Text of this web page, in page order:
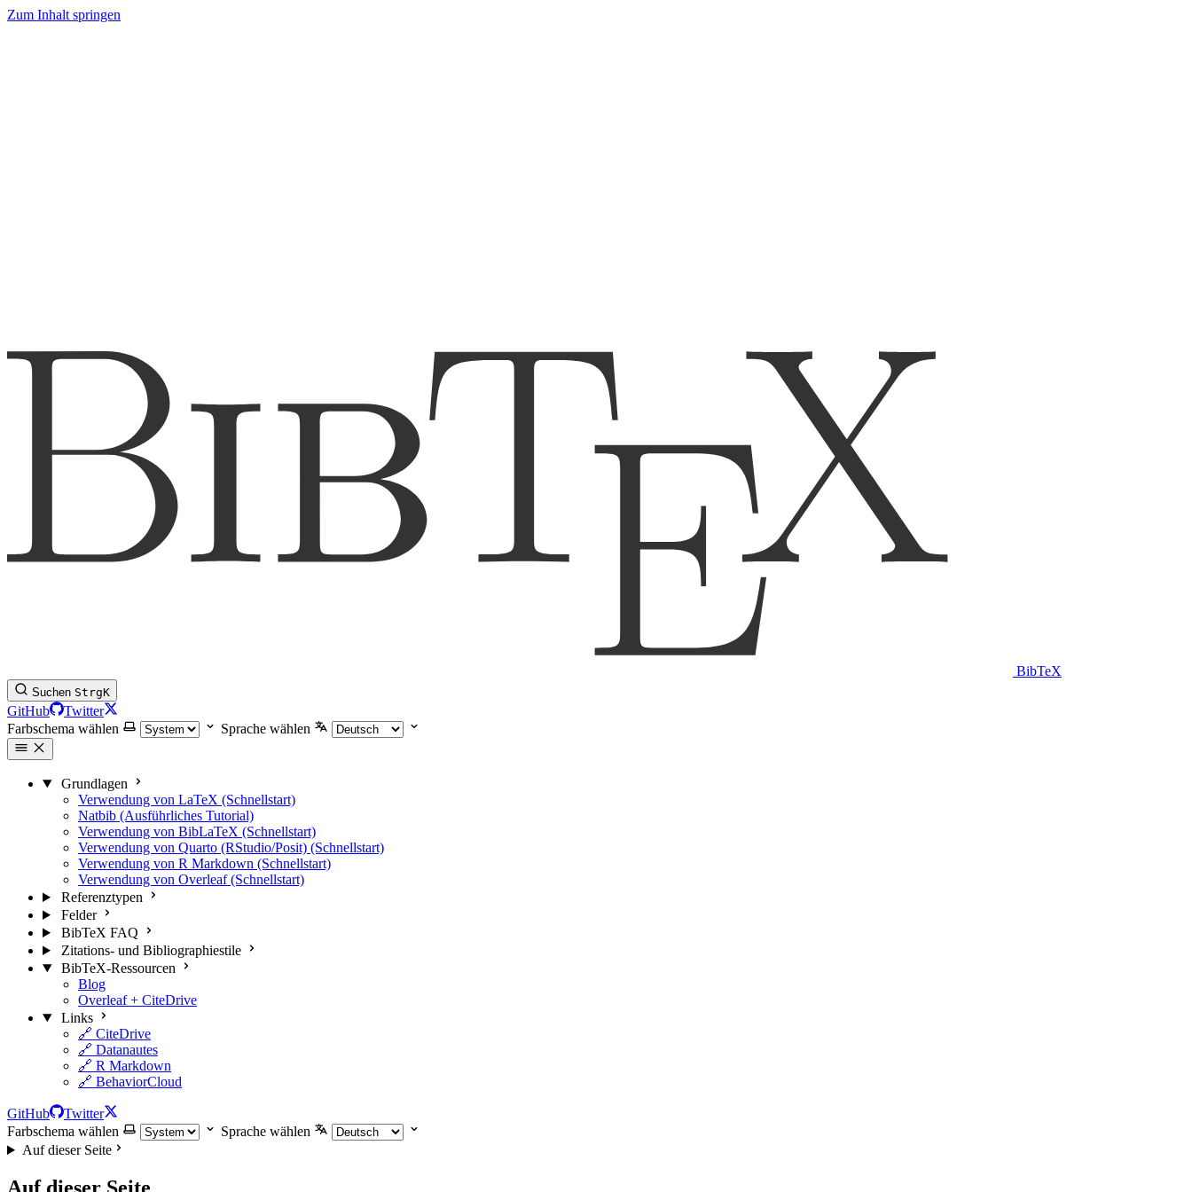
Zum Inhalt springen
BibTeX
Suchen StrgK
GitHub
Twitter
Farbschema wählen
Sprache wählen
Grundlagen
Verwendung von LaTeX (Schnellstart)
Natbib (Ausführliches Tutorial)
Verwendung von BibLaTeX (Schnellstart)
Verwendung von Quarto (RStudio/Posit) (Schnellstart)
Verwendung von R Markdown (Schnellstart)
Verwendung von Overleaf (Schnellstart)
Referenztypen
Felder
BibTeX FAQ
Zitations- und Bibliographiestile
BibTeX-Ressourcen
Blog
Overleaf + CiteDrive
Links
🔗 CiteDrive
🔗 Datanautes
🔗 R Markdown
🔗 BehaviorCloud
GitHub
Twitter
Farbschema wählen
Sprache wählen
Auf dieser Seite